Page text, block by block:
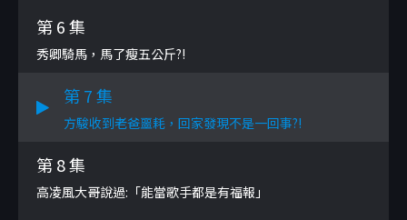
第 6 集
秀卿騎馬，馬了瘦五公斤?!
第 7 集
方駿收到老爸噩耗，回家發現不是一回事?!
第 8 集
高凌風大哥說過:「能當歌手都是有福報」